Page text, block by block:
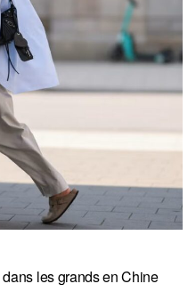
les grands en Chine